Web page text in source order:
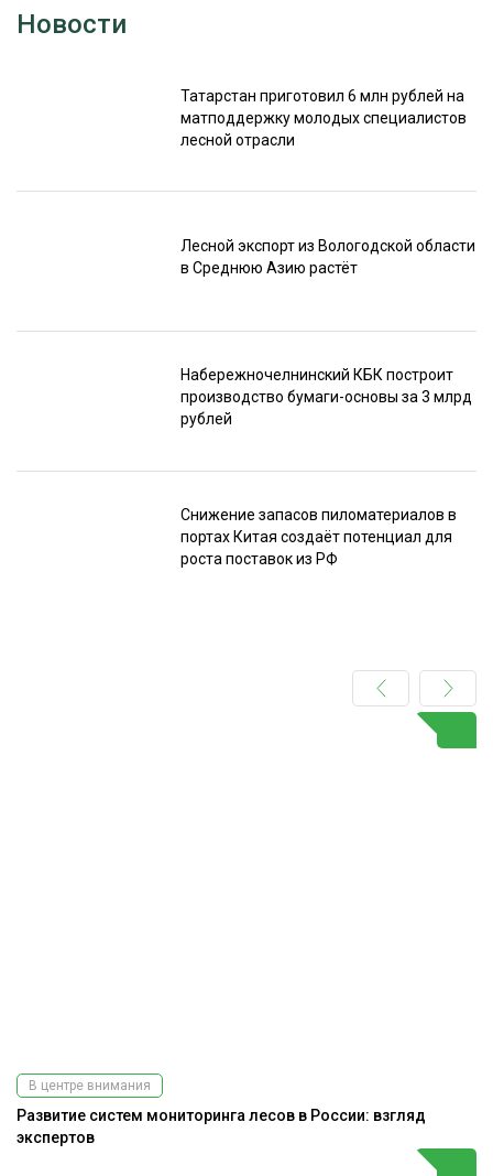
Новости
Татарстан приготовил 6 млн рублей на
матподдержку молодых специалистов
лесной отрасли
Лесной экспорт из Вологодской области
в Среднюю Азию растёт
Набережночелнинский КБК построит
производство бумаги-основы за 3 млрд
рублей
Снижение запасов пиломатериалов в
портах Китая создаёт потенциал для
роста поставок из РФ
В центре внимания
Развитие систем мониторинга лесов в России: взгляд
экспертов